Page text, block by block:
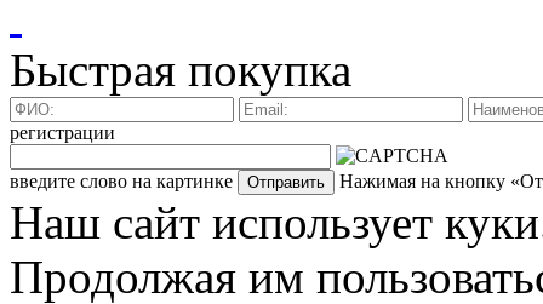
Быстрая покупка
регистрации
введите слово на картинке Нажимая на кнопку
Наш сайт использует
Продолжая им